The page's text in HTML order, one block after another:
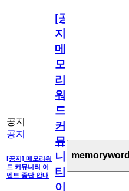
공지
공지
[공지] 메모리워
드 커뮤니티 이
벤트 중단 안내
[공
지]
메
모
리
워
드
커
뮤
니
티
이
memoryword